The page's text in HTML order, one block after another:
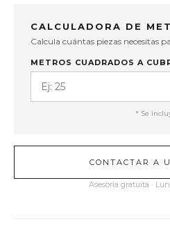
CALCULADORA DE
Calcula cuántas piezas necesitas
METROS CUADRADOS A
* Se
CONTACTAR A
Asesoría gratuita ·